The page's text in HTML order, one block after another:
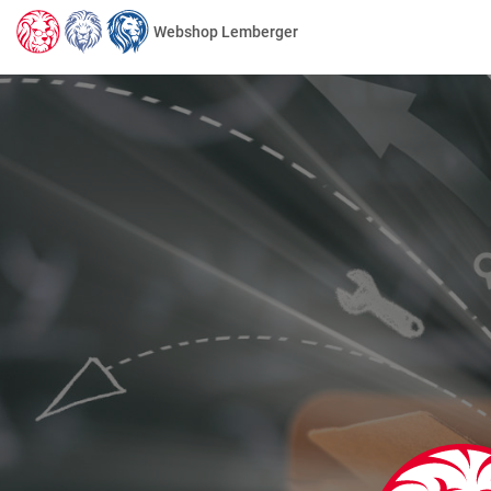
Webshop Lemberger